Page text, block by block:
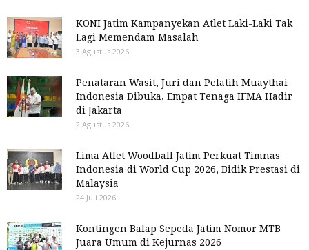
KONI Jatim Kampanyekan Atlet Laki-Laki Tak
Lagi Memendam Masalah
3 Agustus 2026
Penataran Wasit, Juri dan Pelatih Muaythai
Indonesia Dibuka, Empat Tenaga IFMA Hadir
di Jakarta
2 Agustus 2026
Lima Atlet Woodball Jatim Perkuat Timnas
Indonesia di World Cup 2026, Bidik Prestasi di
Malaysia
24 Juli 2026
Kontingen Balap Sepeda Jatim Nomor MTB
Juara Umum di Kejurnas 2026